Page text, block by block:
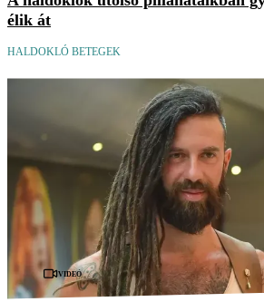
élik át
HALDOKLÓ BETEGEK
Videó